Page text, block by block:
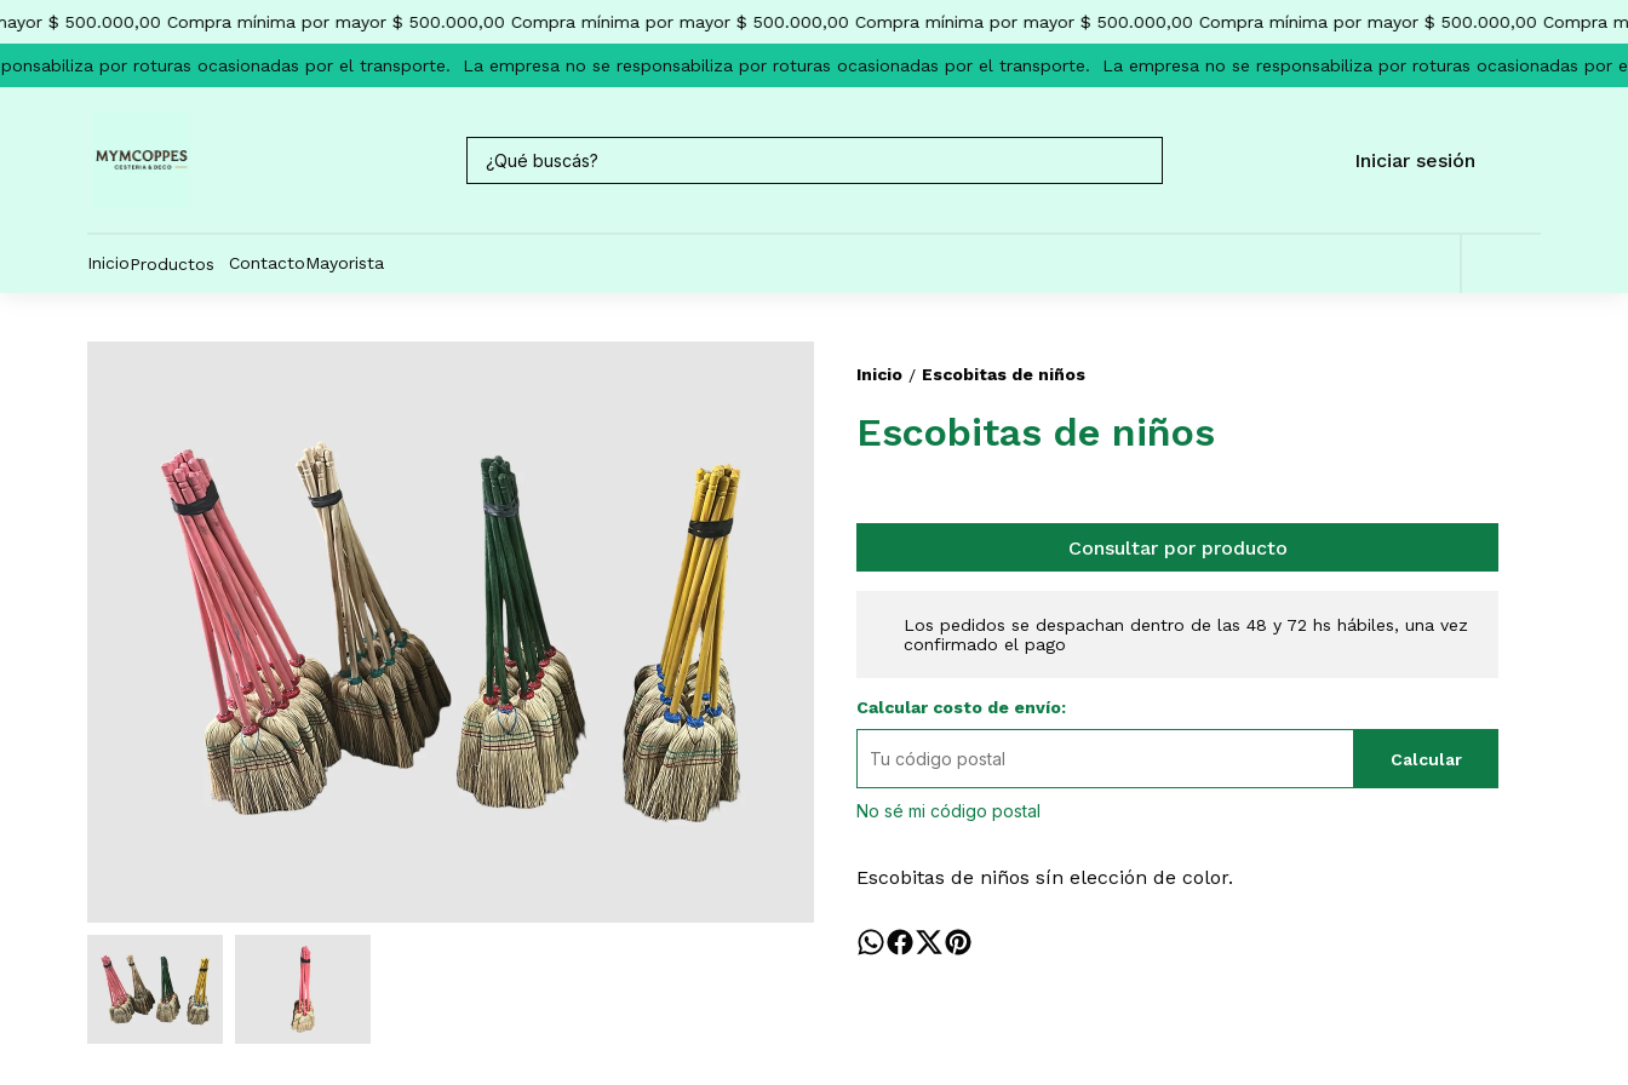
$ 500.000,00 Compra mínima por mayor $ 500.000,00 Compra mínima por mayor $ 500.000,00 Compra mínima por mayor $ 500.000,00 Compra mínima por mayor $ 500.000,00 Compra
por roturas ocasionadas por el transporte. La empresa no se responsabiliza por roturas ocasionadas por el transporte. La empresa no se responsabiliza por roturas ocasionadas por
Iniciar sesión
InicioProductos ContactoMayorista
Inicio / Escobitas de niños
Escobitas de niños
Consultar por producto
Los pedidos se despachan dentro de las 48 y 72 hs hábiles, una vez
confirmado el pago
Calcular costo de envío:
Calcular
No sé mi código postal
Escobitas de niños sín elección de color.